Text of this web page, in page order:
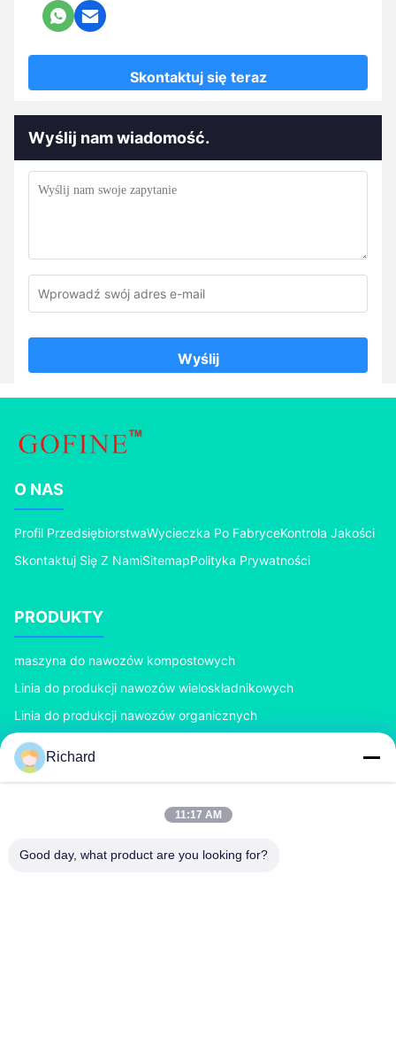
Skontaktuj się teraz
Wyślij nam wiadomość.
Wyślij
O NAS
Profil PrzedsiębiorstwaWycieczka Po FabryceKontrola Jakości
Skontaktuj Się Z NamiSitemapPolityka Prywatności
PRODUKTY
maszyna do nawozów kompostowych
Linia do produkcji nawozów wieloskładnikowych
Linia do produkcji nawozów organicznych
Linia produkcyjna nawozów BB
Dwuwalcowy granulator nawozów
SKONTAKTUJ SIĘ Z NAMI
Richard
11:17 AM
Good day, what product are you looking for?